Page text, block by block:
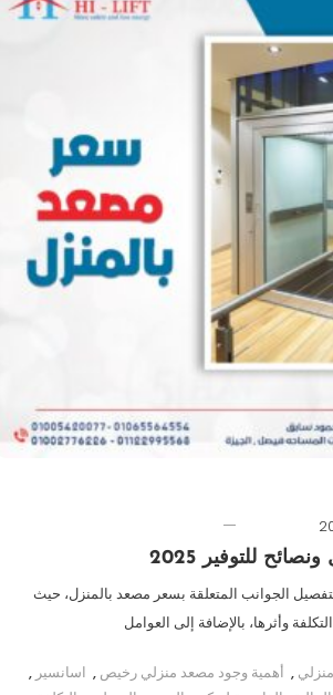
للتوفير 2025
الجوانب المتعلقة بسعر مصعد بالمنزل، حيث
وأثرها، بالإضافة إلى العوامل
, أهمية وجود مصعد منزلي رخيص , اسانسير ,